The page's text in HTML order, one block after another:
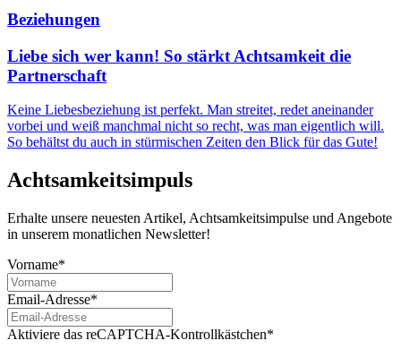
Beziehungen
Liebe sich wer kann! So stärkt Achtsamkeit die
Partnerschaft
Keine Liebesbeziehung ist perfekt. Man streitet, redet aneinander
vorbei und weiß manchmal nicht so recht, was man eigentlich will.
So behältst du auch in stürmischen Zeiten den Blick für das Gute!
Achtsamkeitsimpuls
Erhalte unsere neuesten Artikel, Achtsamkeitsimpulse und Angebote
in unserem monatlichen Newsletter!
Vorname*
Email-Adresse*
Aktiviere das reCAPTCHA-Kontrollkästchen*